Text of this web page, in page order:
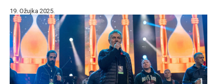
19. Ožujka 2025.